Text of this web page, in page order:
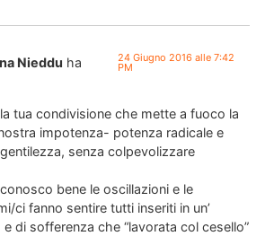
Nieddu ha
24 Giugno 2016 alle 7:42
PM
tua condivisione che mette a fuoco la
impotenza- potenza radicale e
senza colpevolizzare
bene le oscillazioni e le
ci fanno sentire tutti inseriti in un’
di sofferenza che “lavorata col cesello”